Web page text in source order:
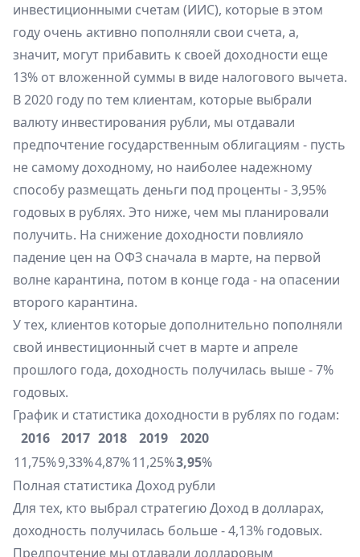
инвестиционными счетам (ИИС), которые в этом
году очень активно пополняли свои счета, а,
значит, могут прибавить к своей доходности еще
13% от вложенной суммы в виде налогового вычета.
В 2020 году по тем клиентам, которые выбрали
валюту инвестирования рубли, мы отдавали
предпочтение государственным облигациям - пусть
не самому доходному, но наиболее надежному
способу размещать деньги под проценты - 3,95%
годовых в рублях. Это ниже, чем мы планировали
получить. На снижение доходности повлияло
падение цен на ОФЗ сначала в марте, на первой
волне карантина, потом в конце года - на опасении
второго карантина.
У тех, клиентов которые дополнительно пополняли
свой инвестиционный счет в марте и апреле
прошлого года, доходность получилась выше - 7%
годовых.
График и статистика доходности в рублях по годам:
2016
2017 2018 2019
2020
11,75%9,33%4,87%11,25%3,95%
Полная статистика Доход рубли
Для тех, кто выбрал стратегию Доход в долларах,
доходность получилась больше - 4,13% годовых.
Предпочтение мы отдавали долларовым